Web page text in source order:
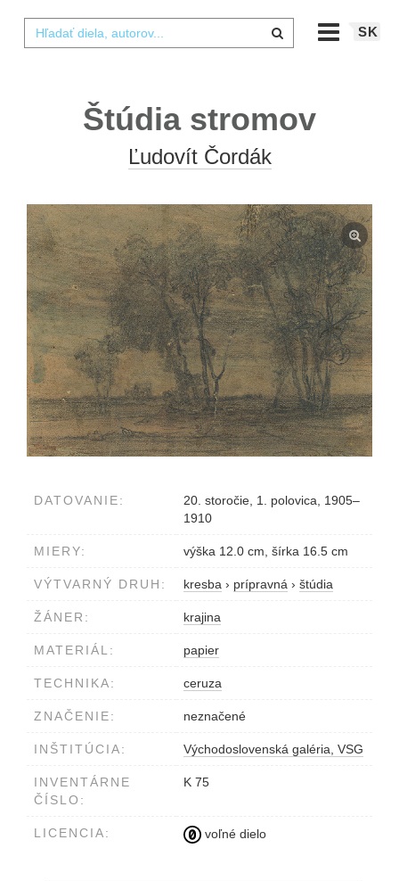
SK
Štúdia stromov
Ľudovít Čordák
DATOVANIE:
20. storočie, 1. polovica, 1905–
1910
MIERY: výška 12.0 cm, šírka 16.5 cm
VÝTVARNÝ DRUH: kresba › prípravná › štúdia
ŽÁNER: krajina
MATERIÁL: papier
TECHNIKA: ceruza
ZNAČENIE: neznačené
INŠTITÚCIA: Východoslovenská galéria, VSG
INVENTÁRNE
ČÍSLO:
K 75
LICENCIA: voľné dielo